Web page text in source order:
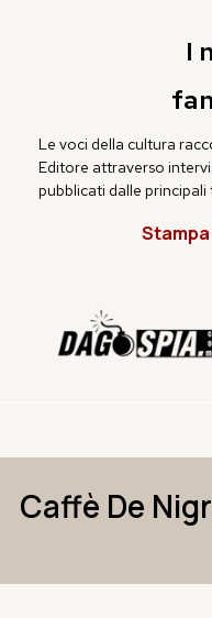
I
Le voci della cultura
Editore attraverso
pubblicati dalle
Stampa
Caffè De